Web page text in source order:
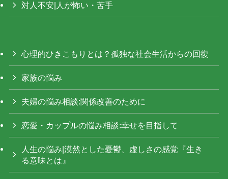
対人不安|人が怖い・苦手
心理的ひきこもりとは？孤独な社会生活からの回復
家族の悩み
夫婦の悩み相談:関係改善のために
恋愛・カップルの悩み相談:幸せを目指して
人生の悩み|漠然とした憂鬱、虚しさの感覚『生き
る意味とは』